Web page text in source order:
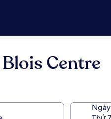
Centre
Ngày